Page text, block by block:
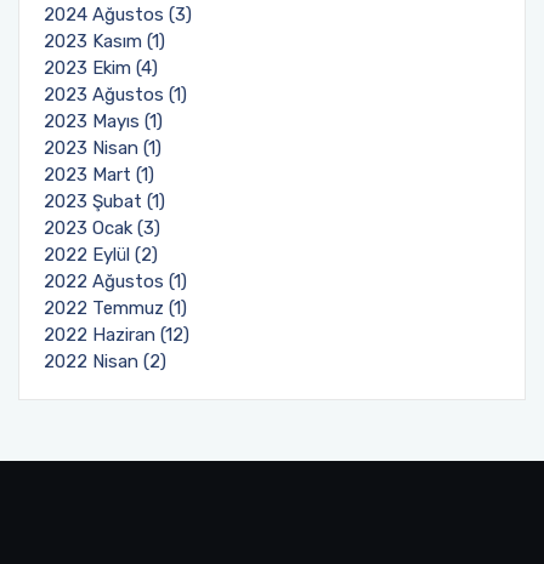
2024 Ağustos (3)
2023 Kasım (1)
2023 Ekim (4)
2023 Ağustos (1)
2023 Mayıs (1)
2023 Nisan (1)
2023 Mart (1)
2023 Şubat (1)
2023 Ocak (3)
2022 Eylül (2)
2022 Ağustos (1)
2022 Temmuz (1)
2022 Haziran (12)
2022 Nisan (2)